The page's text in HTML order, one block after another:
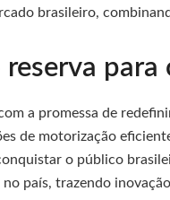
brasileiro,
para
a promessa de
de motorização
o público
país, trazendo